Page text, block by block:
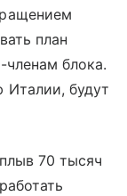
план
членам блока.
Италии, будут
70 тысяч